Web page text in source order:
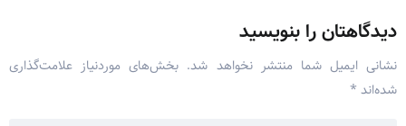
دیدگاهتان را بنویسید
نشانی ایمیل شما منتشر نخواهد شد. بخش‌های موردنیاز علامت‌گذاری
شده‌اند *